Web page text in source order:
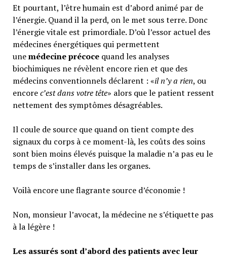
Et pourtant, l’être humain est d’abord animé par de
l’énergie. Quand il la perd, on le met sous terre. Donc
l’énergie vitale est primordiale. D’où l’essor actuel des
médecines énergétiques qui permettent
unemédecine précoce quand les analyses
biochimiques ne révèlent encore rien et que des
médecins conventionnels déclarent : «il n’y a rien, ou
encorec’est dans votre tête» alors que le patient ressent
nettement des symptômes désagréables.
Il coule de source que quand on tient compte des
signaux du corps à ce moment-là, les coûts des soins
sont bien moins élevés puisque la maladie n’a pas eu le
temps de s’installer dans les organes.
Voilà encore une flagrante source d’économie !
Non, monsieur l’avocat, la médecine ne s’étiquette pas
à la légère !
Les assurés sont d’abord des patients avec leur